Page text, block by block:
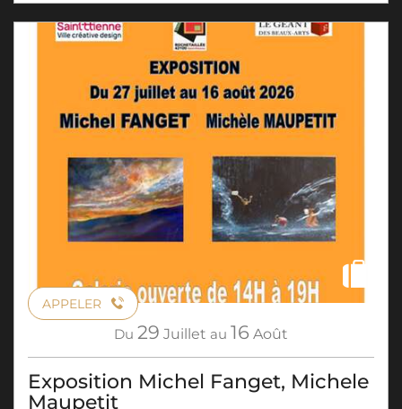
APPELER
Du 29 Juillet au 16 Août
Exposition Michel Fanget, Michele
Maupetit